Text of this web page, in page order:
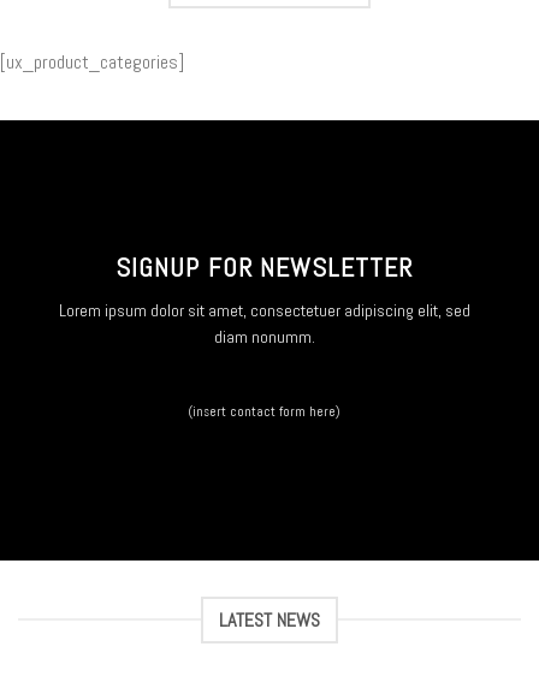
[ux_product_categories]
SIGNUP FOR NEWSLETTER
Lorem ipsum dolor sit amet, consectetuer adipiscing elit, sed
diam nonumm.
(insert contact form here)
LATEST NEWS